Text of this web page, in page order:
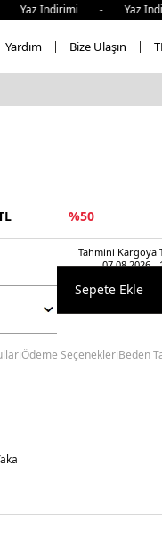
-
Yardım Bize Ulaşın TL
%50
Tahmini Kargoya
07.08.2026 -
Sepete Ekle
Ödeme SeçenekleriBeden